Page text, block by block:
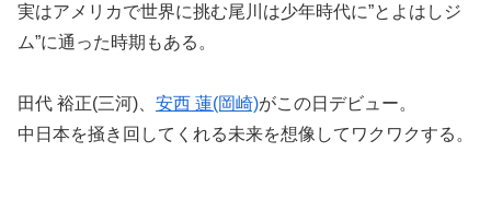
実はアメリカで世界に挑む尾川は少年時代に”とよはしジ
ム”に通った時期もある。
田代 裕正(三河)、 安西 蓮(岡崎)がこの日デビュー。
中日本を掻き回してくれる未来を想像してワクワクする。